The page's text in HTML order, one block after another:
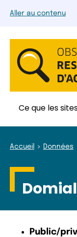
Aller au contenu
Ce que les
Accueil Données
Public/